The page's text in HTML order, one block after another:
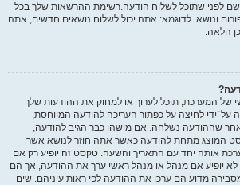
לפני שתוכל לשלוח הודעה.רשימת ההרשאות שלך בכל
ונושא. לדוגמא: אתה יכול לשלוח נושאים חדשים, אתה
הלאה.
של המערכת, תוכל לערוך או למחוק את ההודעות שלך
על־ידי לחיצה על כפתור העריכה להודעה המיוחסת,
שההודעה נשלחה. אם מישהו כבר הגיב להודעה,
המוצג מתחת להודעה כאשר אתה חוזר לנושא אשר
אותה יחד עם התאריך והשעה. טקסט זה יופיע רק אם
יופיע אם מנהל או מנהל ראשי ערך את ההודעה, אך הם
מדוע הם ערכו את ההודעה לפי ראות עיניהם. שים